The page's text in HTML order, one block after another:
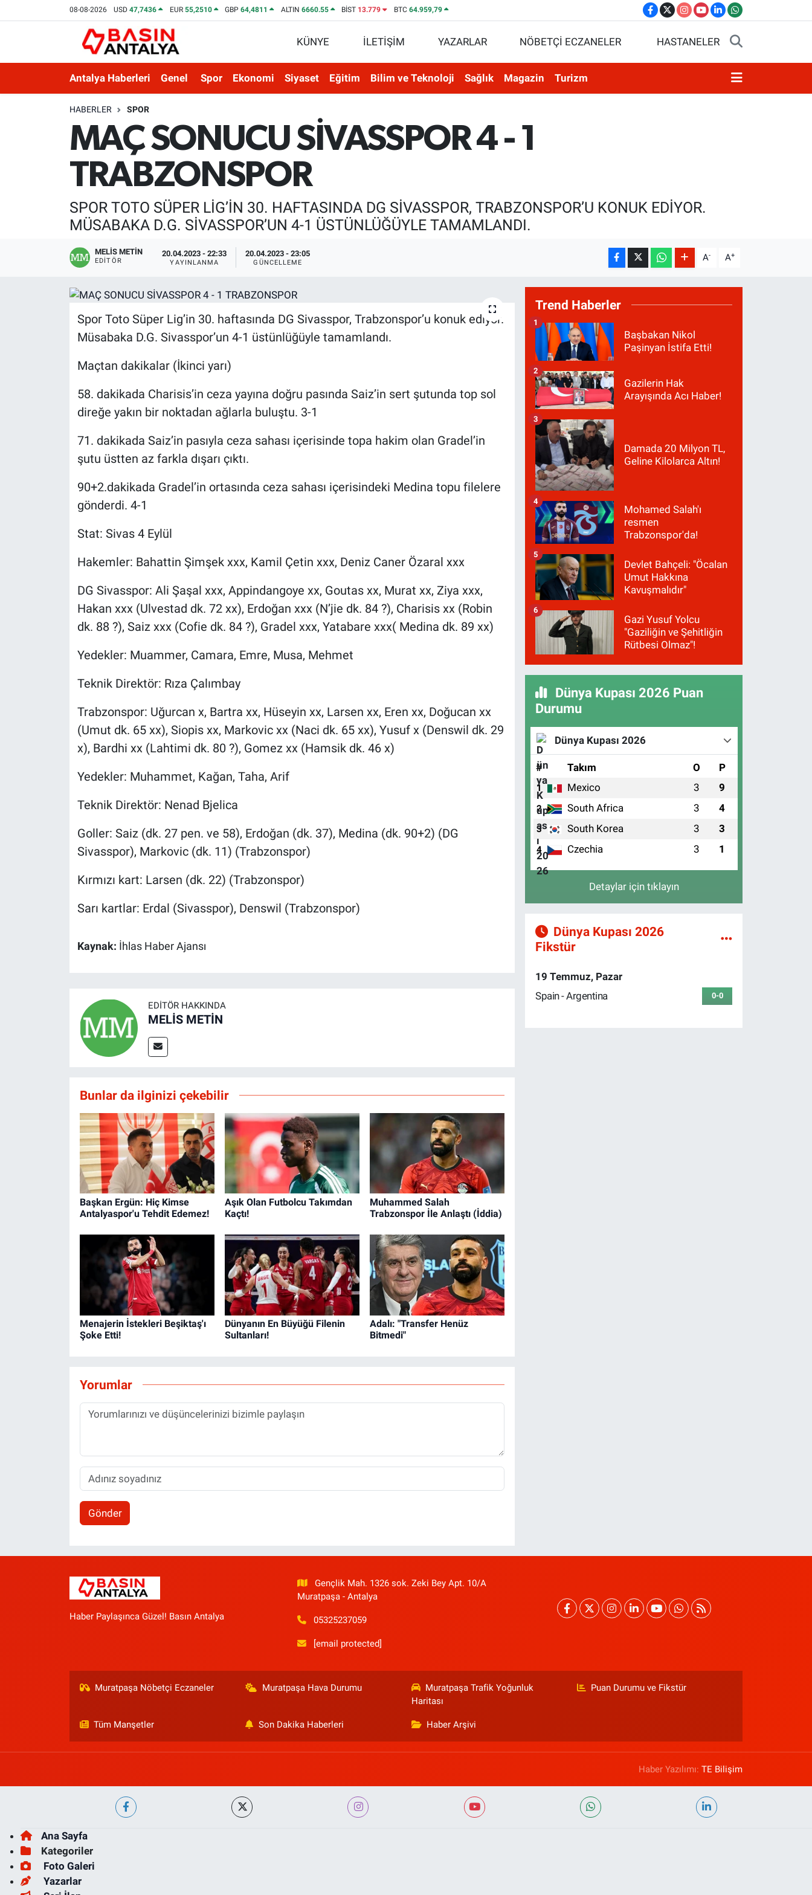
08-08-2026 USD47,7436 EUR 55,2510 GBP64,4811 ALTIN 6660.55 BİST 13.779 BTC 64.959,79
KÜNYE İLETİŞİM YAZARLAR NÖBETÇİ ECZANELER HASTANELER
Antalya Haberleri Genel Spor Ekonomi Siyaset Eğitim Bilim ve Teknoloji Sağlık Magazin Turizm
HABERLER SPOR
MAÇ SONUCU SİVASSPOR 4 - 1
TRABZONSPOR
SPOR TOTO SÜPER LİG’İN 30. HAFTASINDA DG SİVASSPOR, TRABZONSPOR’U KONUK EDİYOR.
MÜSABAKA D.G. SİVASSPOR’UN 4-1 ÜSTÜNLÜĞÜYLE TAMAMLANDI.
MELİS METİN
EDITÖR
20.04.2023 - 22:33
YAYINLANMA
20.04.2023 - 23:05
GÜNCELLEME A- A+
Spor Toto Süper Lig’in 30. haftasında DG Sivasspor, Trabzonspor’u konuk ediyor.
Müsabaka D.G. Sivasspor’un 4-1 üstünlüğüyle tamamlandı.
Maçtan dakikalar (İkinci yarı)
58. dakikada Charisis’in ceza yayına doğru pasında Saiz’in sert şutunda top sol
direğe yakın bir noktadan ağlarla buluştu. 3-1
71. dakikada Saiz’in pasıyla ceza sahası içerisinde topa hakim olan Gradel’in
şutu üstten az farkla dışarı çıktı.
90+2.dakikada Gradel’in ortasında ceza sahası içerisindeki Medina topu filelere
gönderdi. 4-1
Stat: Sivas 4 Eylül
Hakemler: Bahattin Şimşek xxx, Kamil Çetin xxx, Deniz Caner Özaral xxx
DG Sivasspor: Ali Şaşal xxx, Appindangoye xx, Goutas xx, Murat xx, Ziya xxx,
Hakan xxx (Ulvestad dk. 72 xx), Erdoğan xxx (N’jie dk. 84 ?), Charisis xx (Robin
dk. 88 ?), Saiz xxx (Cofie dk. 84 ?), Gradel xxx, Yatabare xxx( Medina dk. 89 xx)
Yedekler: Muammer, Camara, Emre, Musa, Mehmet
Teknik Direktör: Rıza Çalımbay
Trabzonspor: Uğurcan x, Bartra xx, Hüseyin xx, Larsen xx, Eren xx, Doğucan xx
(Umut dk. 65 xx), Siopis xx, Markovic xx (Naci dk. 65 xx), Yusuf x (Denswil dk. 29
x), Bardhi xx (Lahtimi dk. 80 ?), Gomez xx (Hamsik dk. 46 x)
Yedekler: Muhammet, Kağan, Taha, Arif
Teknik Direktör: Nenad Bjelica
Goller: Saiz (dk. 27 pen. ve 58), Erdoğan (dk. 37), Medina (dk. 90+2) (DG
Sivasspor), Markovic (dk. 11) (Trabzonspor)
Kırmızı kart: Larsen (dk. 22) (Trabzonspor)
Sarı kartlar: Erdal (Sivasspor), Denswil (Trabzonspor)
Kaynak: İhlas Haber Ajansı
EDITÖR HAKKINDA
MELİS METİN
Bunlar da ilginizi çekebilir
Başkan Ergün: Hiç Kimse
Antalyaspor'u Tehdit Edemez!
Aşık Olan Futbolcu Takımdan
Kaçtı!
Muhammed Salah
Trabzonspor İle Anlaştı (İddia)
Menajerin İstekleri Beşiktaş'ı
Şoke Etti!
Dünyanın En Büyüğü Filenin
Sultanları!
Adalı: "Transfer Henüz
Bitmedi"
Yorumlar
Gönder
Trend Haberler
Başbakan Nikol
Paşinyan İstifa Etti!
1
Gazilerin Hak
Arayışında Acı Haber!
2
Damada 20 Milyon TL,
Geline Kilolarca Altın!
3
Mohamed Salah'ı
resmen
Trabzonspor'da!
4
Devlet Bahçeli: "Öcalan
Umut Hakkına
Kavuşmalıdır"
5
Gazi Yusuf Yolcu
"Gaziliğin ve Şehitliğin
Rütbesi Olmaz"!
6
Dünya Kupası 2026 Puan
Durumu
Dünya Kupası 2026
# Takım O P
1 Mexico 3 9
2 South Africa 3 4
3 South Korea 3 3
4 Czechia 3 1
Detaylar için tıklayın
Dünya Kupası 2026
Fikstür
19 Temmuz, Pazar
Spain - Argentina
0-0
Haber Paylaşınca Güzel! Basın Antalya
Gençlik Mah. 1326 sok. Zeki Bey Apt. 10/A
Muratpaşa - Antalya
05325237059
[email protected]
Muratpaşa Nöbetçi Eczaneler Muratpaşa Hava Durumu
Muratpaşa Trafik Yoğunluk
Haritası
Puan Durumu ve Fikstür
Tüm Manşetler Son Dakika Haberleri Haber Arşivi
Haber Yazılımı:TE Bilişim
Ana Sayfa
Kategoriler
Foto Galeri
Yazarlar